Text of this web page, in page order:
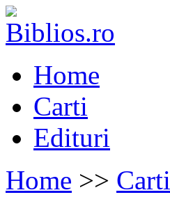
Home
Carti
Edituri
Home >> Carti